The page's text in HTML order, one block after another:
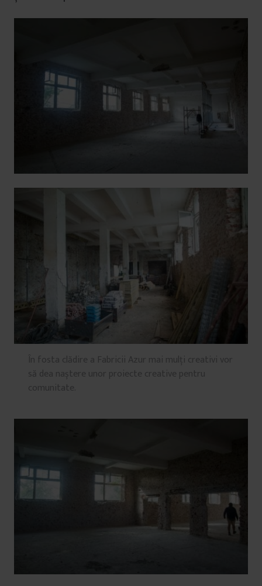
În fosta clădire a Fabricii Azur mai mulți creativi vor
să dea naștere unor proiecte creative pentru
comunitate.